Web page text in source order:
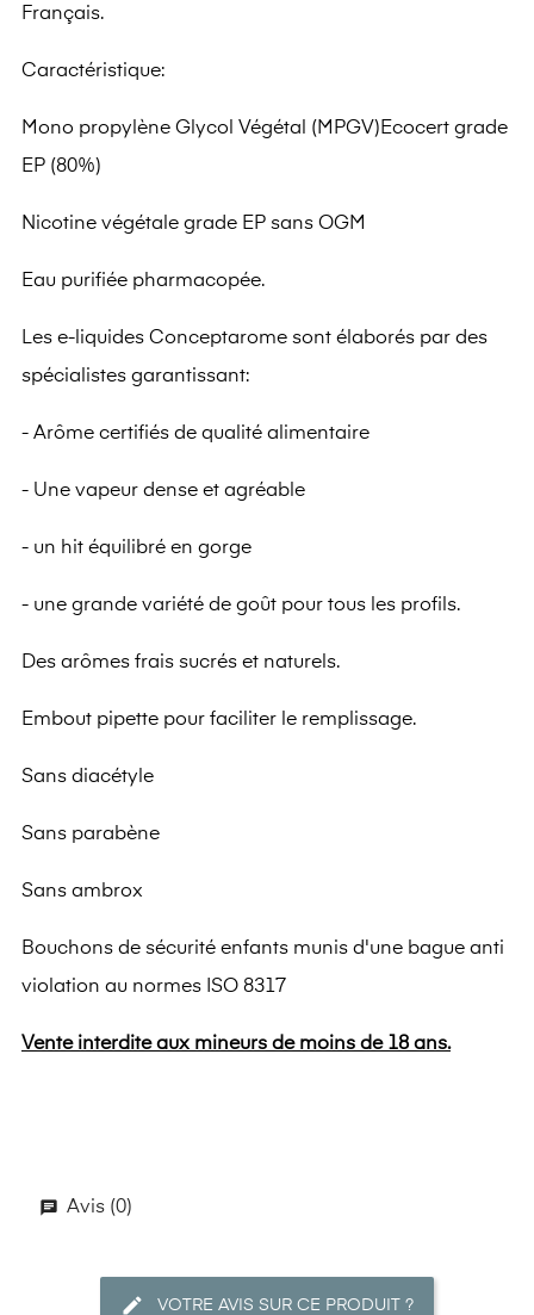
Français.
Caractéristique:
Mono propylène Glycol Végétal (MPGV)Ecocert grade
EP (80%)
Nicotine végétale grade EP sans OGM
Eau purifiée pharmacopée.
Les e-liquides Conceptarome sont élaborés par des
spécialistes garantissant:
- Arôme certifiés de qualité alimentaire
- Une vapeur dense et agréable
- un hit équilibré en gorge
- une grande variété de goût pour tous les profils.
Des arômes frais sucrés et naturels.
Embout pipette pour faciliter le remplissage.
Sans diacétyle
Sans parabène
Sans ambrox
Bouchons de sécurité enfants munis d'une bague anti
violation au normes ISO 8317
Vente interdite aux mineurs de moins de 18 ans.
Avis (0)
VOTRE AVIS SUR CE PRODUIT ?